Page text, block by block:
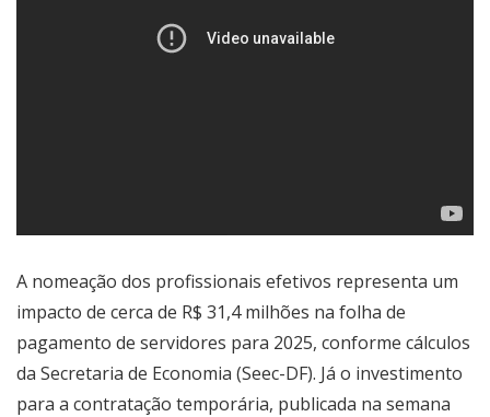
A nomeação dos profissionais efetivos representa um
impacto de cerca de R$ 31,4 milhões na folha de
pagamento de servidores para 2025, conforme cálculos
da Secretaria de Economia (Seec-DF). Já o investimento
para a contratação temporária, publicada na semana